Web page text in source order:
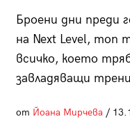
Броени дни преди
на Next Level, топ
всичко, което
завладяващи
от Йоана Мирчева /